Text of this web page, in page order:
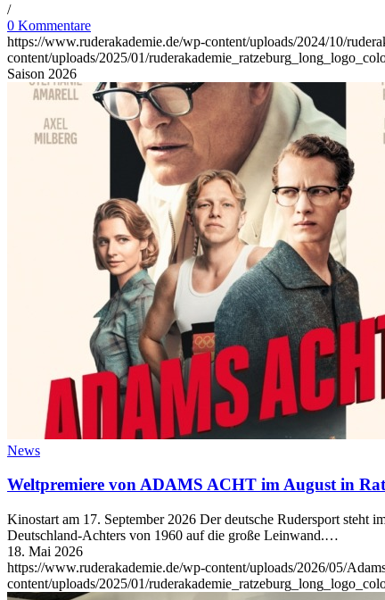
/
0 Kommentare
https://www.ruderakademie.de/wp-content/uploads/2024/10/
content/uploads/2025/01/
Saison 2026
News
Weltpremiere von ADAMS ACHT im August in
Kinostart am 17. September 2026 Der deutsche Rudersport
Deutschland-Achters von 1960 auf die große Leinwand.…
18. Mai 2026
https://www.ruderakademie.de/wp-content/uploads/2026/05/
content/uploads/2025/01/